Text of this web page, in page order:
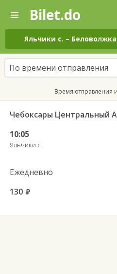
—
Поиск
и
покупка
билетов
на
автобус
онлайн
Bilet.do
Яльчики с. –
По времени отправления
Время отправления
Чебоксары Центральный
10:05
Яльчики с.
Ежедневно
130 руб.